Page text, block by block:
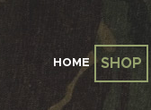
HOME SHOP